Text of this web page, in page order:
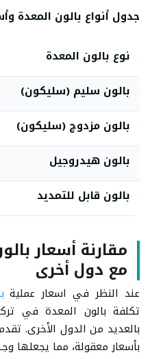
جدول أنواع بالون المعدة
نوع بالون المعدة
بالون سليم (سليكون)
بالون مزدوج (سليكون)
بالون هيدروجيل
بالون قابل للتمديد
مقارنة أسعار
مع دول أخرى
عند النظر في اسعار عملية
تكلفة بالون المعدة في
بالعديد من الدول الأخرى.
بأسعار معقولة، مما يجعلها